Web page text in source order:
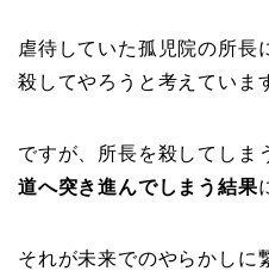
虐待していた孤児院の所長
殺してやろうと考えていま
ですが、所長を殺してしま
道へ突き進んでしまう結果
それが未来でのやらかしに